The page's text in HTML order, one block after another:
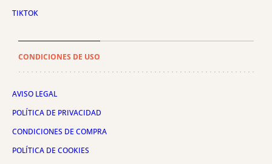
TIKTOK
CONDICIONES DE USO
AVISO LEGAL
POLÍTICA DE PRIVACIDAD
CONDICIONES DE COMPRA
POLÍTICA DE COOKIES